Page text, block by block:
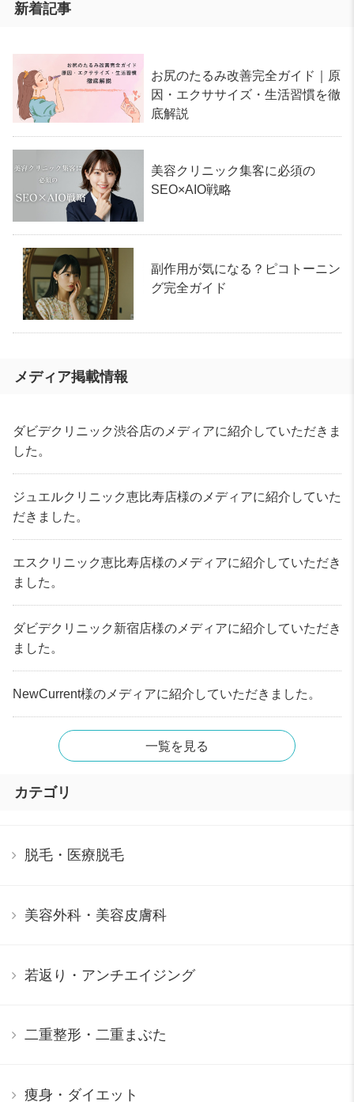
新着記事
お尻のたるみ改善完全ガイド｜原
因・エクササイズ・生活習慣を徹
底解説
美容クリニック集客に必須の
SEO×AIO戦略
副作用が気になる？ピコトーニン
グ完全ガイド
メディア掲載情報
ダビデクリニック渋谷店のメディアに紹介していただきま
した。
ジュエルクリニック恵比寿店様のメディアに紹介していた
だきました。
エスクリニック恵比寿店様のメディアに紹介していただき
ました。
ダビデクリニック新宿店様のメディアに紹介していただき
ました。
NewCurrent様のメディアに紹介していただきました。
一覧を見る
カテゴリ
脱毛・医療脱毛
美容外科・美容皮膚科
若返り・アンチエイジング
二重整形・二重まぶた
痩身・ダイエット